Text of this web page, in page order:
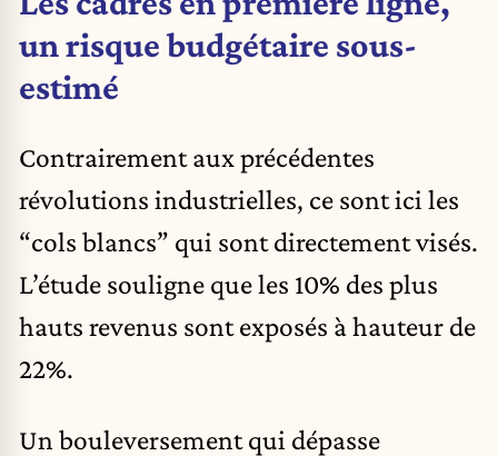
un risque budgétaire sous-
estimé
Contrairement aux précédentes
révolutions industrielles, ce sont ici les
“cols blancs” qui sont directement visés.
L’étude souligne que les 10% des plus
hauts revenus sont exposés à hauteur de
22%.
Un bouleversement qui dépasse